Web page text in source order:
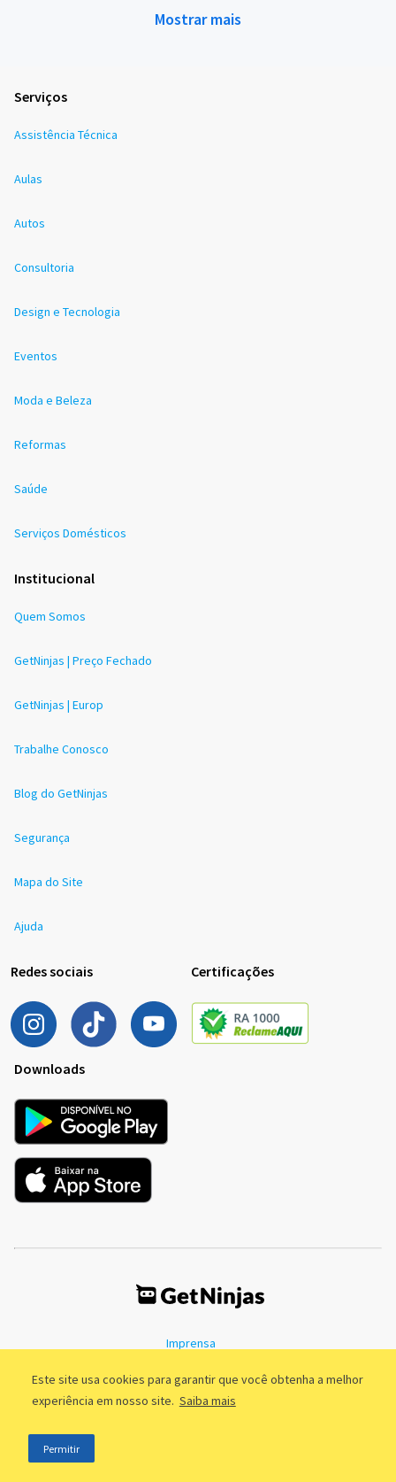
Este site usa cookies para garantir que você obtenha a melhor
experiência em nosso site. Saiba mais
Permitir
Mostrar mais
Serviços
Assistência Técnica
Aulas
Autos
Consultoria
Design e Tecnologia
Eventos
Moda e Beleza
Reformas
Saúde
Serviços Domésticos
Institucional
Quem Somos
GetNinjas | Preço Fechado
GetNinjas | Europ
Trabalhe Conosco
Blog do GetNinjas
Segurança
Mapa do Site
Ajuda
Redes sociais Certificações
Downloads
Imprensa
Política de Privacidade
©2011 - 2026, GetNinjas LTDA. CNPJ 55.744.877/0001-89 - Rua Dr.
Fernandes Coelho, 85 - 3º andar - São Paulo/SP - Brasil